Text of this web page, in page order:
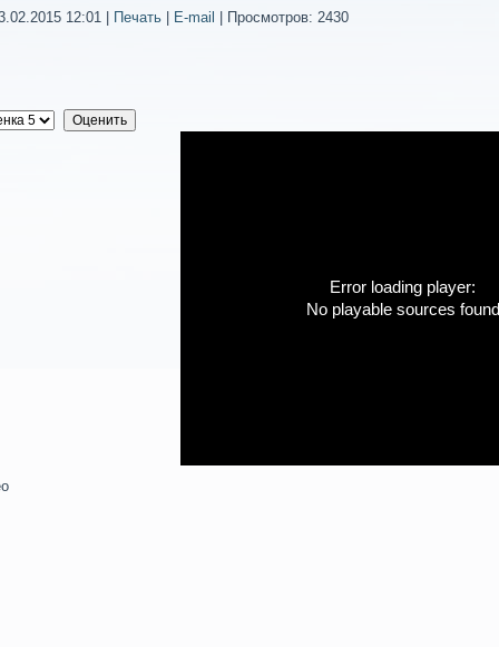
12:01 Печать E-mail | Просмотров: 2430
Error loading player:
No playable sources found